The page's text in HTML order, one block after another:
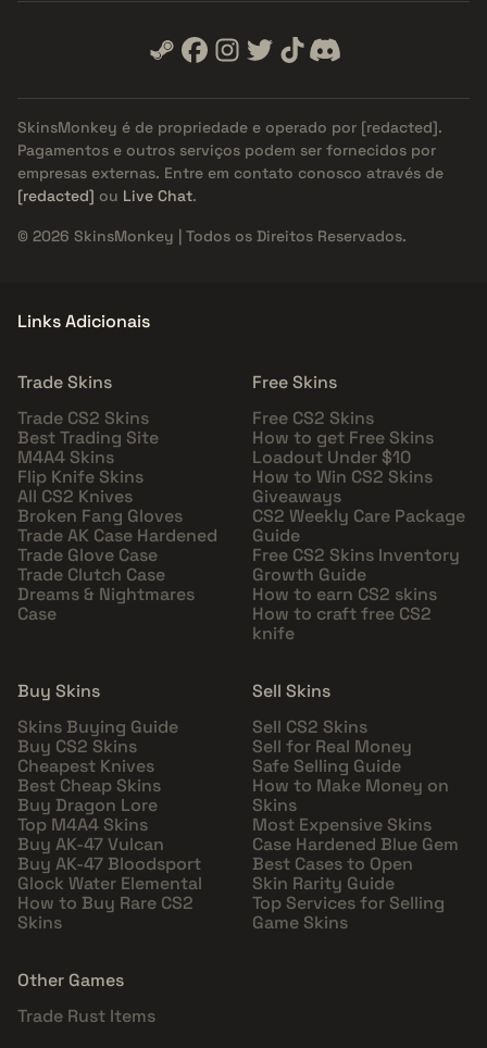
SkinsMonkey é de propriedade e operado por [redacted].
Pagamentos e outros serviços podem ser fornecidos por
empresas externas. Entre em contato conosco através de
[redacted] ou Live Chat.
© 2026 SkinsMonkey | Todos os Direitos Reservados.
Links Adicionais
Trade Skins
Trade CS2 Skins
Best Trading Site
M4A4 Skins
Flip Knife Skins
All CS2 Knives
Broken Fang Gloves
Trade AK Case Hardened
Trade Glove Case
Trade Clutch Case
Dreams & Nightmares
Case
Free Skins
Free CS2 Skins
How to get Free Skins
Loadout Under $10
How to Win CS2 Skins
Giveaways
CS2 Weekly Care Package
Guide
Free CS2 Skins Inventory
Growth Guide
How to earn CS2 skins
How to craft free CS2
knife
Buy Skins
Skins Buying Guide
Buy CS2 Skins
Cheapest Knives
Best Cheap Skins
Buy Dragon Lore
Top M4A4 Skins
Buy AK-47 Vulcan
Buy AK-47 Bloodsport
Glock Water Elemental
How to Buy Rare CS2
Skins
Sell Skins
Sell CS2 Skins
Sell for Real Money
Safe Selling Guide
How to Make Money on
Skins
Most Expensive Skins
Case Hardened Blue Gem
Best Cases to Open
Skin Rarity Guide
Top Services for Selling
Game Skins
Other Games
Trade Rust Items